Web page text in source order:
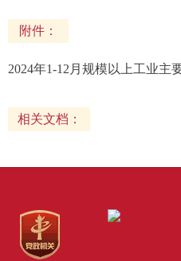
附件：
2024年1-12月规模以上工业主
相关文档：